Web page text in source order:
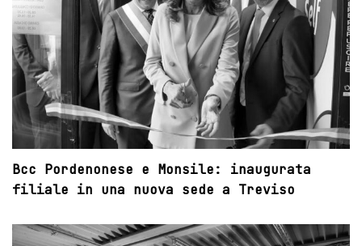
Bcc Pordenonese e Monsile: inaugurata
filiale in una nuova sede a Treviso